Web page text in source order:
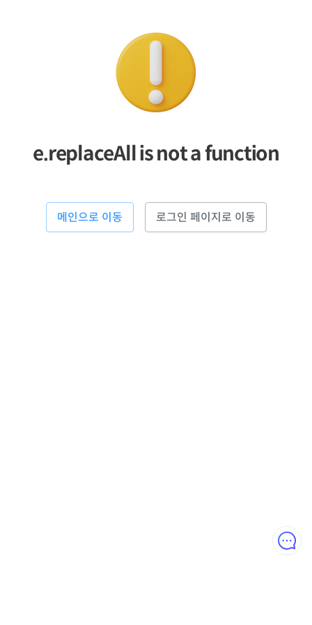
e.replaceAll is not a function
메인으로 이동 로그인 페이지로 이동